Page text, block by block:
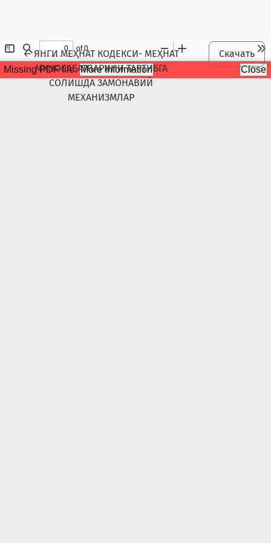
←Maqola tafsilotlariga qaytish
ЯНГИ МЕҲНАТ КОДЕКСИ- МЕҲНАТ
МУНОСАБАТЛАРИНИ ТАРТИБГА
СОЛИШДА ЗАМОНАВИЙ
МЕХАНИЗМЛАР
Скачать